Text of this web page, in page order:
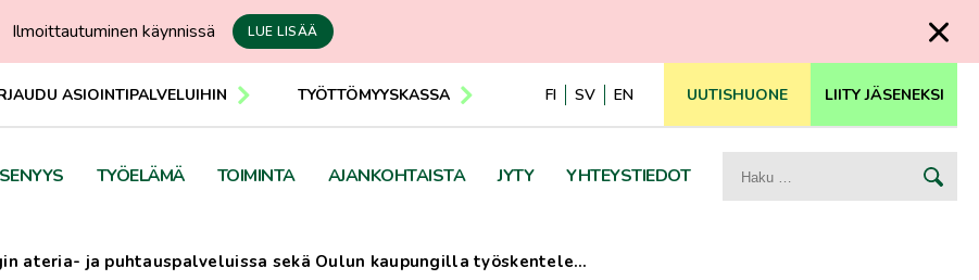
Ilmoittautuminen käynnissä LUE LISÄÄ
ASIOINTIPALVELUIHIN TYÖTTÖMYYSKASSA FI SV EN UUTISHUONE LIITY JÄSENEKSI
TYÖELÄMÄ TOIMINTA AJANKOHTAISTA JYTY YHTEYSTIEDOT Haku:
ateria- ja puhtauspalveluissa sekä Oulun kaupungilla työskentele…